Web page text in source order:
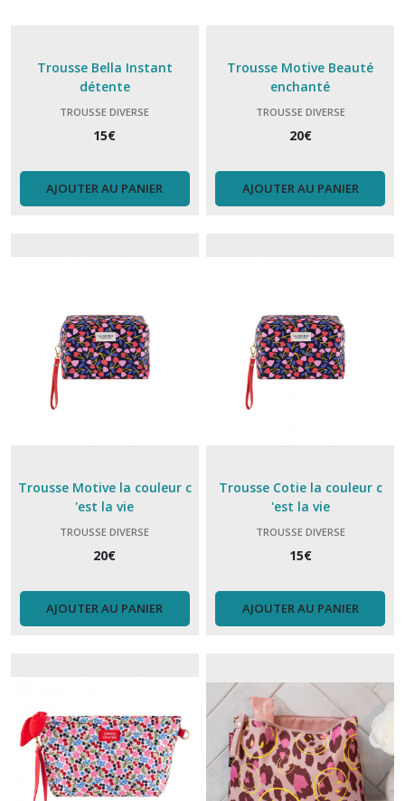
Trousse Bella Instant
détente
TROUSSE DIVERSE
15€
AJOUTER AU PANIER
Trousse Motive Beauté
enchanté
TROUSSE DIVERSE
20€
AJOUTER AU PANIER
Trousse Motive la couleur c
'est la vie
TROUSSE DIVERSE
20€
AJOUTER AU PANIER
Trousse Cotie la couleur c
'est la vie
TROUSSE DIVERSE
15€
AJOUTER AU PANIER
Trousse
Afficher
résultats